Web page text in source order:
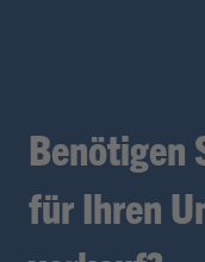
Benötigen
für Ihren